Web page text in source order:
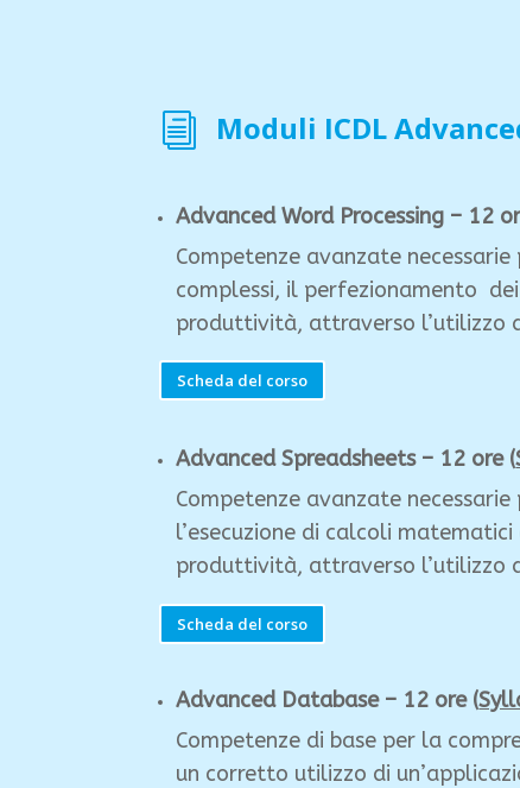
i Moduli ICDL
Advanced Word Processing – 12
Competenze avanzate
complessi, il perfezionamento
produttività, attraverso l’utilizzo
Scheda del corso
Advanced Spreadsheets – 12 ore (
Competenze avanzate
l’esecuzione di calcoli matematici
produttività, attraverso l’utilizzo
Scheda del corso
Advanced Database – 12 ore (
Competenze di base per la
un corretto utilizzo di